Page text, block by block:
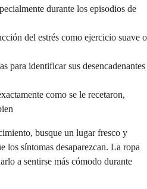
durante los episodios de
del estrés como ejercicio suave o
para identificar sus desencadenantes
como se le recetaron,
busque un lugar fresco y
los síntomas desaparezcan. La ropa
a sentirse más cómodo durante